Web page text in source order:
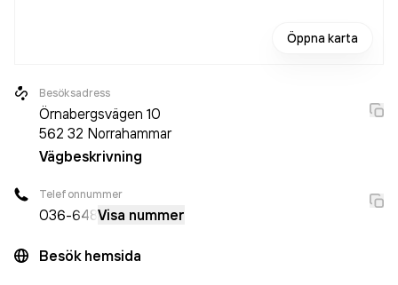
stort urval av nya husbilar för visning och för snabb
Öppna karta
Besöksadress
Örnabergsvägen 10
562 32 Norrahammar
Vägbeskrivning
Telefonnummer
036-648Visa nummer
Besök hemsida